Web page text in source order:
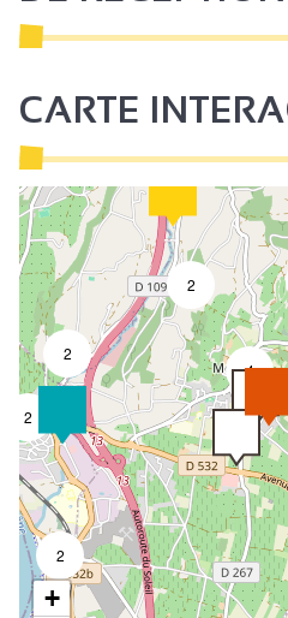
CARTE
2
2
2
4
2
+